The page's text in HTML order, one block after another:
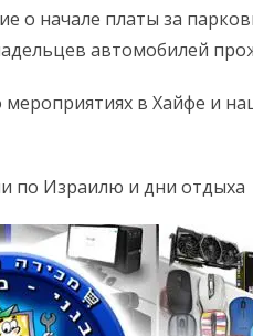
о начале платы за
автомобилей
в Хайфе и
по Израилю и дни отдыха